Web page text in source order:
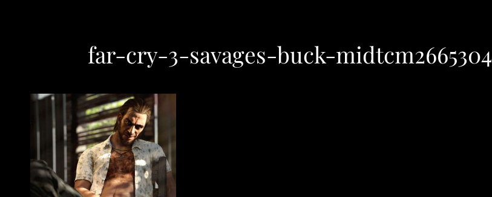
far-cry-3-savages-buck-midtcm2665304